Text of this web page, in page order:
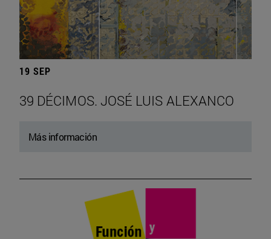
19 SEP
39 DÉCIMOS. JOSÉ LUIS ALEXANCO
Más información